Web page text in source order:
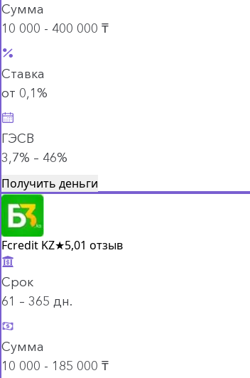
Сумма
10 000 - 400 000 ₸
Ставка
от 0,1%
ГЭСВ
3,7% – 46%
Получить деньги
Fcredit KZ★5,01 отзыв
Срок
61 – 365 дн.
Сумма
10 000 - 185 000 ₸